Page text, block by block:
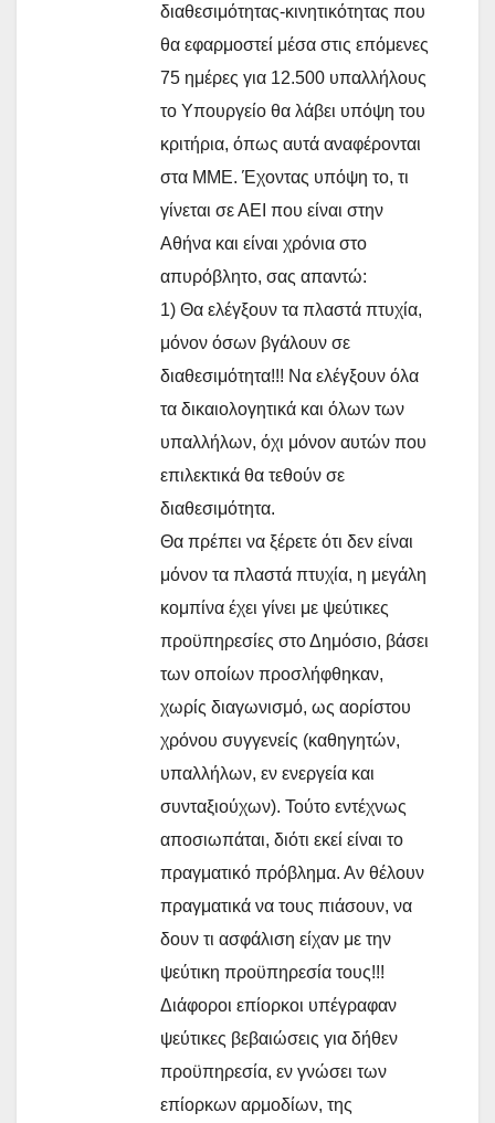
διαθεσιμότητας-κινητικότητας που
θα εφαρμοστεί μέσα στις επόμενες
75 ημέρες για 12.500 υπαλλήλους
το Υπουργείο θα λάβει υπόψη του
κριτήρια, όπως αυτά αναφέρονται
στα ΜΜΕ. Έχοντας υπόψη το, τι
γίνεται σε ΑΕΙ που είναι στην
Αθήνα και είναι χρόνια στο
απυρόβλητο, σας απαντώ:
1) Θα ελέγξουν τα πλαστά πτυχία,
μόνον όσων βγάλουν σε
διαθεσιμότητα!!! Να ελέγξουν όλα
τα δικαιολογητικά και όλων των
υπαλλήλων, όχι μόνον αυτών που
επιλεκτικά θα τεθούν σε
διαθεσιμότητα.
Θα πρέπει να ξέρετε ότι δεν είναι
μόνον τα πλαστά πτυχία, η μεγάλη
κομπίνα έχει γίνει με ψεύτικες
προϋπηρεσίες στο Δημόσιο, βάσει
των οποίων προσλήφθηκαν,
χωρίς διαγωνισμό, ως αορίστου
χρόνου συγγενείς (καθηγητών,
υπαλλήλων, εν ενεργεία και
συνταξιούχων). Τούτο εντέχνως
αποσιωπάται, διότι εκεί είναι το
πραγματικό πρόβλημα. Αν θέλουν
πραγματικά να τους πιάσουν, να
δουν τι ασφάλιση είχαν με την
ψεύτικη προϋπηρεσία τους!!!
Διάφοροι επίορκοι υπέγραφαν
ψεύτικες βεβαιώσεις για δήθεν
προϋπηρεσία, εν γνώσει των
επίορκων αρμοδίων, της